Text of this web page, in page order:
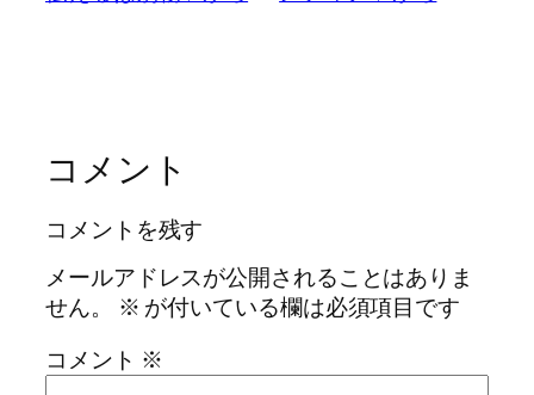
コメント
コメントを残す
メールアドレスが公開されることはありま
せん。
※ が付いている欄は必須項目です
コメント ※